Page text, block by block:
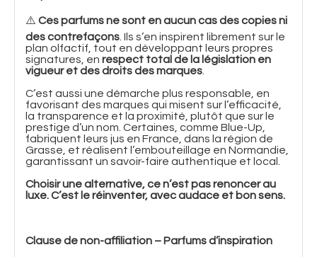
⚠️ Ces parfums ne sont en aucun cas des copies ni
des contrefaçons . Ils s’en inspirent librement sur le
plan olfactif, tout en développant leurs propres
signatures, en respect total de la législation en
vigueur et des droits des marques
C’est aussi une démarche plus responsable, en
favorisant des marques qui misent sur l’efficacité,
la transparence et la proximité, plutôt que sur le
prestige d’un nom. Certaines, comme Blue-Up,
fabriquent leurs jus en France, dans la région de
Grasse, et réalisent l’embouteillage en Normandie,
garantissant un savoir-faire authentique et local.
Choisir une alternative, ce n’est pas renoncer au
luxe. C’est le réinventer, avec audace et bon sens.
Clause de non-affiliation – Parfums d’inspiration